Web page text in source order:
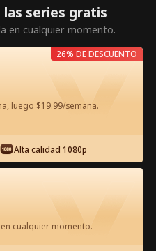
de pago.
para verlo.
series gratis
en cualquier momento.
luego $19.99/semana.
Alta calidad 1080p
26% DE DESCUENTO
cualquier momento.